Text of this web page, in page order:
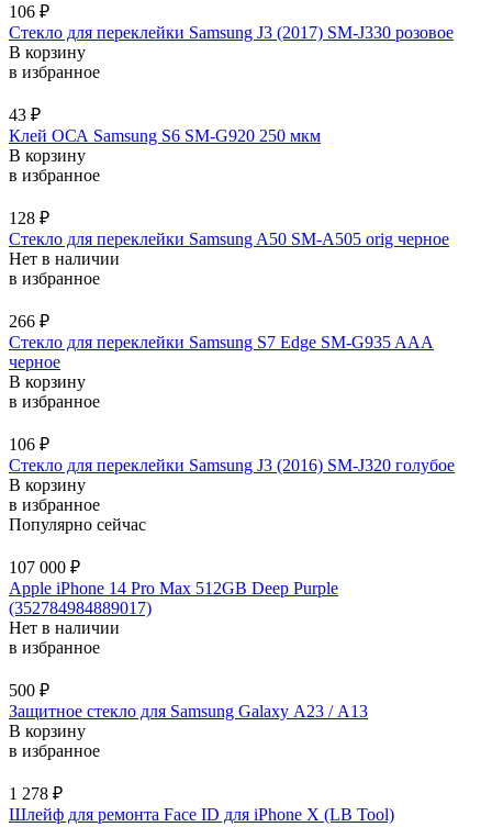
106 ₽
Стекло для переклейки Samsung J3 (2017) SM-J330 розовое
В корзину
в избранное
43 ₽
Клей ОСА Samsung S6 SM-G920 250 мкм
В корзину
в избранное
128 ₽
Стекло для переклейки Samsung A50 SM-A505 orig черное
Нет в наличии
в избранное
266 ₽
Стекло для переклейки Samsung S7 Edge SM-G935 AAA
черное
В корзину
в избранное
106 ₽
Стекло для переклейки Samsung J3 (2016) SM-J320 голубое
В корзину
в избранное
Популярно сейчас
107 000 ₽
Apple iPhone 14 Pro Max 512GB Deep Purple
(352784984889017)
Нет в наличии
в избранное
500 ₽
Защитное стекло для Samsung Galaxy А23 / A13
В корзину
в избранное
1 278 ₽
Шлейф для ремонта Face ID для iPhone X (LB Tool)